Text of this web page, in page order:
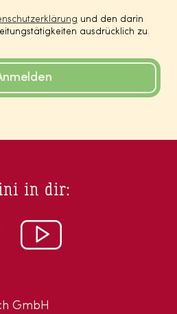
und den darin
ausdrücklich zu.
GmbH
in dir: